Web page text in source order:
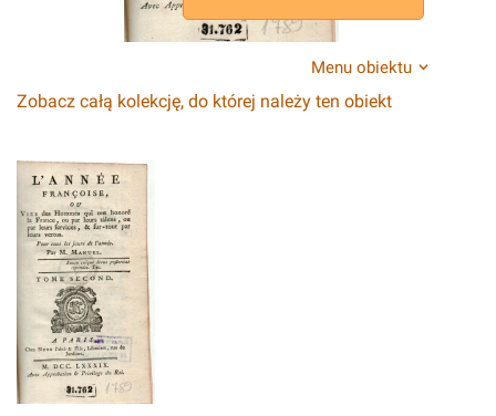
Menu obiektu
Zobacz całą kolekcję, do której należy ten obiekt